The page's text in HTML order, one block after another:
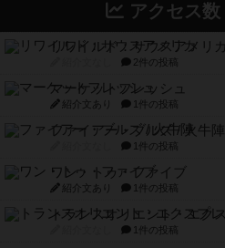
アクセス
リワイルド：サウスアメリカ
2件の投稿
マーケットフレッシュ
紹介文あり 1件の投稿
ファイアー・ブルズ / 火牛陣
1件の投稿
ワン・トゥ・ファイブ
紹介文あり 1件の投稿
トランスオリエント・エク
1件の投稿